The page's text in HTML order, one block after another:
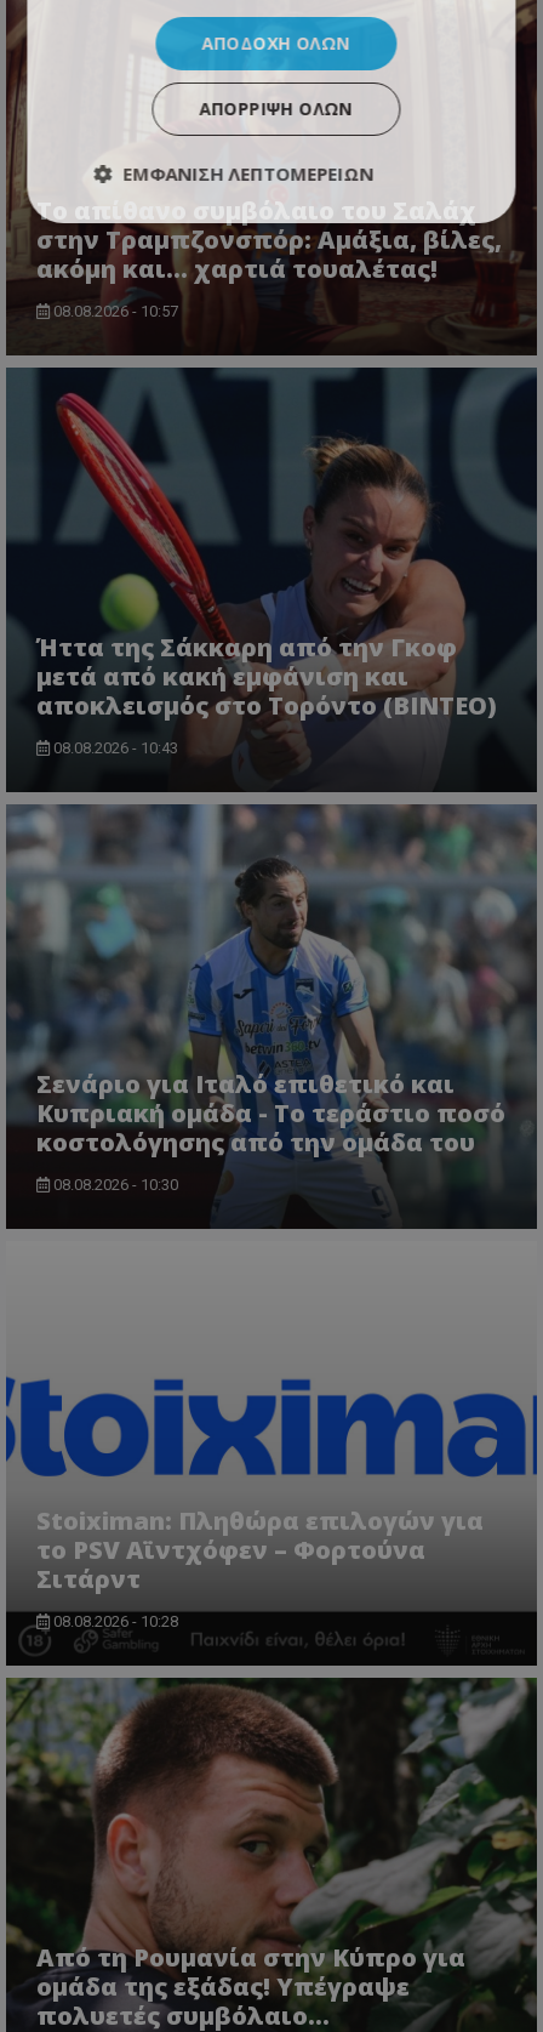
Το απίθανο συμβόλαιο του Σαλάχ
στην Τραμπζονσπόρ: Αμάξια, βίλες,
ακόμη και... χαρτιά τουαλέτας!
08.08.2026 - 10:57
Ήττα της Σάκκαρη από την Γκοφ
μετά από κακή εμφάνιση και
αποκλεισμός στο Τορόντο (ΒΙΝΤΕΟ)
08.08.2026 - 10:43
Σενάριο για Ιταλό επιθετικό και
Κυπριακή ομάδα - Το τεράστιο ποσό
κοστολόγησης από την ομάδα του
08.08.2026 - 10:30
Stoiximan: Πληθώρα επιλογών για
το PSV Αϊντχόφεν – Φορτούνα
Σιτάρντ
08.08.2026 - 10:28
Από τη Ρουμανία στην Κύπρο για
ομάδα της εξάδας! Υπέγραψε
πολυετές συμβόλαιο...
ΑΠΟΔΟΧΉ ΌΛΩΝ
ΑΠΌΡΡΙΨΗ ΌΛΩΝ
ΕΜΦΆΝΙΣΗ ΛΕΠΤΟΜΕΡΕΙΏΝ